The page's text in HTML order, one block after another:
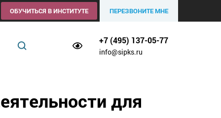
ОБУЧИТЬСЯ В ИНСТИТУТЕ ПЕРЕЗВОНИТЕ МНЕ
+7 (495) 137-05-77
info@sipks.ru
для